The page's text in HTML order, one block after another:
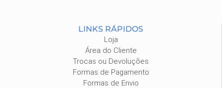
LINKS RÁPIDOS
Loja
Área do Cliente
Trocas ou Devoluções
Formas de Pagamento
Formas de Envio